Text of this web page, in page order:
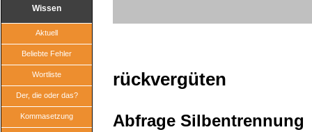
Wissen
Aktuell
Beliebte Fehler
Wortliste
Der, die oder das?
Kommasetzung
rückvergüten
Abfrage Silbentrennung